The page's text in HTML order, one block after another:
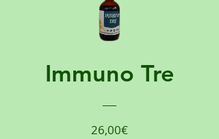
Immuno Tre
26,00€Prezzo